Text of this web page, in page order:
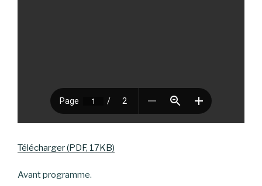
Télécharger (PDF, 17KB)
Avant programme.